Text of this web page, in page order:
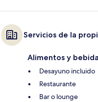
Servicios de la
Alimentos y
Desayuno incluido
Restaurante
Bar o lounge